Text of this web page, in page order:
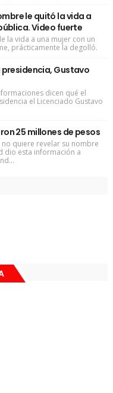
le quitó la vida a
Video fuerte
la vida a una mujer con un
prácticamente la degolló.
Gustavo
dicen qué el
el Licenciado Gustavo
25 millones de pesos
quiere revelar su nombre
dio esta información a